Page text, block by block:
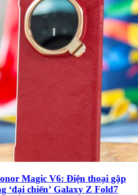
Magic V6: Điện thoại gập
‘đại chiến’ Galaxy Z Fold7